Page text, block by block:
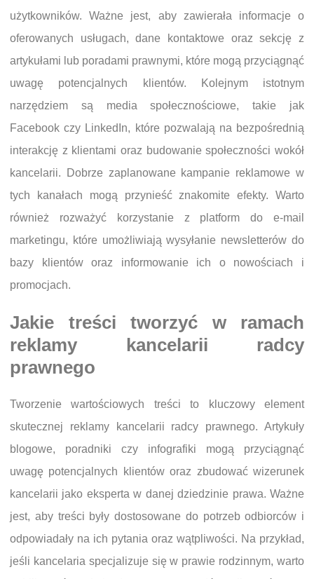
użytkowników. Ważne jest, aby zawierała informacje o
oferowanych usługach, dane kontaktowe oraz sekcję z
artykułami lub poradami prawnymi, które mogą przyciągnąć
uwagę potencjalnych klientów. Kolejnym istotnym
narzędziem są media społecznościowe, takie jak
Facebook czy LinkedIn, które pozwalają na bezpośrednią
interakcję z klientami oraz budowanie społeczności wokół
kancelarii. Dobrze zaplanowane kampanie reklamowe w
tych kanałach mogą przynieść znakomite efekty. Warto
również rozważyć korzystanie z platform do e-mail
marketingu, które umożliwiają wysyłanie newsletterów do
bazy klientów oraz informowanie ich o nowościach i
promocjach.
Jakie treści tworzyć w ramach
reklamy kancelarii radcy
prawnego
Tworzenie wartościowych treści to kluczowy element
skutecznej reklamy kancelarii radcy prawnego. Artykuły
blogowe, poradniki czy infografiki mogą przyciągnąć
uwagę potencjalnych klientów oraz zbudować wizerunek
kancelarii jako eksperta w danej dziedzinie prawa. Ważne
jest, aby treści były dostosowane do potrzeb odbiorców i
odpowiadały na ich pytania oraz wątpliwości. Na przykład,
jeśli kancelaria specjalizuje się w prawie rodzinnym, warto